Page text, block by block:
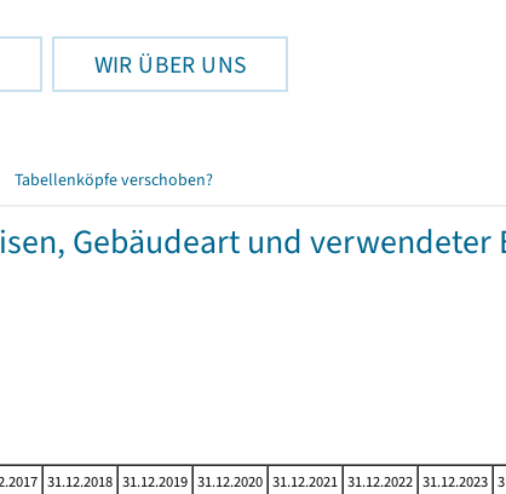
WIR ÜBER UNS
Tabellenköpfe verschoben?
Gebäudeart und verwendeter
31.12.2018 31.12.2019 31.12.2020 31.12.2021 31.12.2022 31.12.2023